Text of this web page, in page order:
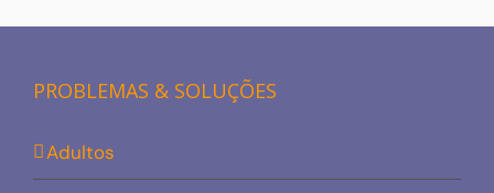
PROBLEMAS & SOLUÇÕES
Adultos